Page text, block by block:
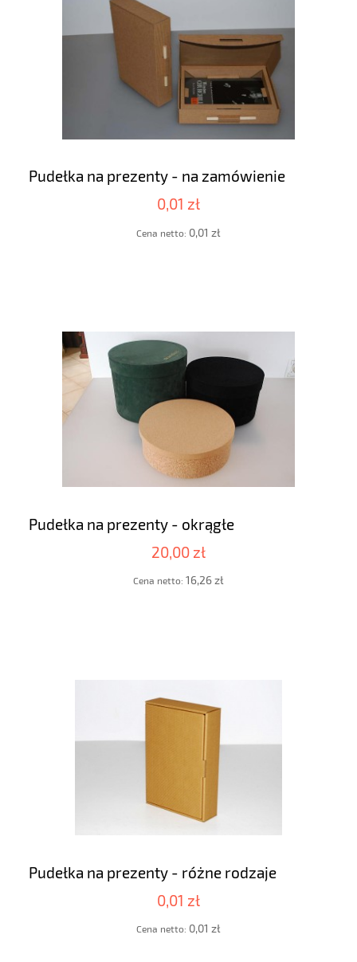
Pudełka na prezenty - na zamówienie
0,01 zł
Cena netto: 0,01 zł
Pudełka na prezenty - okrągłe
20,00 zł
Cena netto: 16,26 zł
Pudełka na prezenty - różne rodzaje
0,01 zł
Cena netto: 0,01 zł